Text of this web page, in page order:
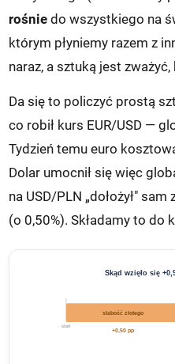
rośnie do wszystkiego na
którym płyniemy razem z
naraz, a sztuką jest
Da się to policzyć prostą
co robił kurs EUR/USD —
Tydzień temu euro
Dolar umocnił się więc
na USD/PLN „dołożył"
(o 0,50%). Składamy to do
Skąd wzięło się
start
słabość złotego
+0,50 pp